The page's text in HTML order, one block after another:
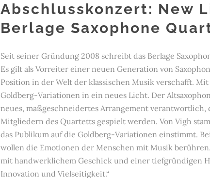
Abschlusskonzert: New
Berlage Saxophone
Seit seiner Gründung 2008 schreibt das Berlage
Es gilt als Vorreiter einer neuen Generation von
Position in der Welt der klassischen Musik verschafft.
Goldberg-Variationen in ein neues Licht. Der
neues, maßgeschneidertes Arrangement verantwortlich,
Mitgliedern des Quartetts gespielt werden. Von Vigh
das Publikum auf die Goldberg-Variationen einstimmt.
wollen die Emotionen der Menschen mit Musik
mit handwerklichem Geschick und einer tiefgründigen
Innovation und Vielseitigkeit.“